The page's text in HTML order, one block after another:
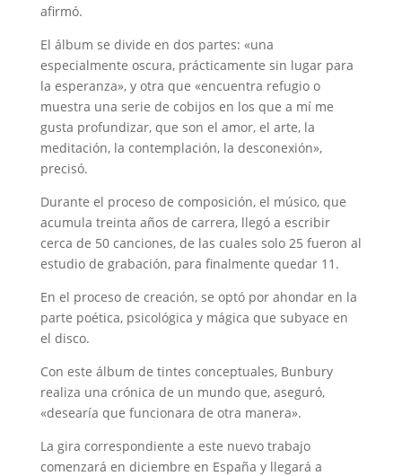
afirmó.
El álbum se divide en dos partes: «una
especialmente oscura, prácticamente sin lugar para
la esperanza», y otra que «encuentra refugio o
muestra una serie de cobijos en los que a mí me
gusta profundizar, que son el amor, el arte, la
meditación, la contemplación, la desconexión»,
precisó.
Durante el proceso de composición, el músico, que
acumula treinta años de carrera, llegó a escribir
cerca de 50 canciones, de las cuales solo 25 fueron al
estudio de grabación, para finalmente quedar 11.
En el proceso de creación, se optó por ahondar en la
parte poética, psicológica y mágica que subyace en
el disco.
Con este álbum de tintes conceptuales, Bunbury
realiza una crónica de un mundo que, aseguró,
«desearía que funcionara de otra manera».
La gira correspondiente a este nuevo trabajo
comenzará en diciembre en España y llegará a